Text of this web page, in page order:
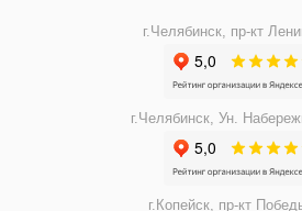
г.Челябинск, пр-кт
г.Челябинск, Ун.
г.Копейск, пр-кт